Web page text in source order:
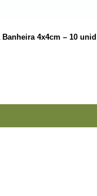
4x4cm – 10 unid